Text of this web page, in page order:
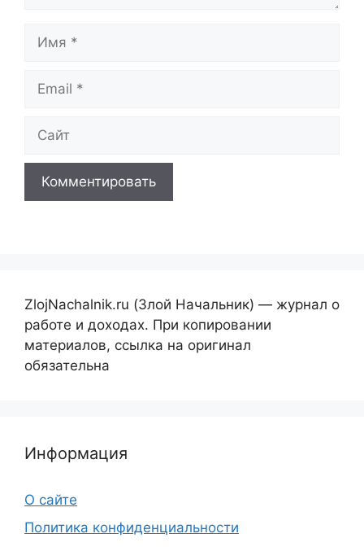
ZlojNachalnik.ru (Злой Начальник) — журнал о
работе и доходах. При копировании
материалов, ссылка на оригинал
обязательна
Информация
О сайте
Политика конфиденциальности